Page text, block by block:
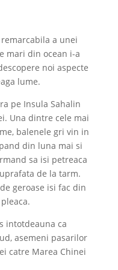
a unei
mari din ocean i-a
noi aspecte
lume.
pe Insula Sahalin
Una dintre cele mai
balenele gri vin in
din luna mai si
sa isi petreaca
de la tarm.
geroase isi fac din
intotdeauna ca
asemeni pasarilor
catre Marea Chinei